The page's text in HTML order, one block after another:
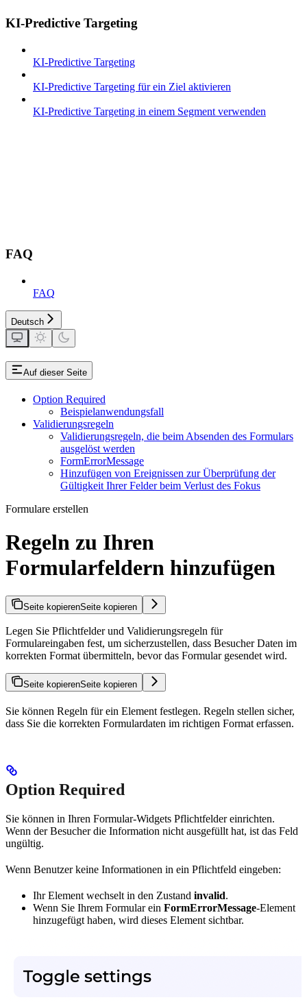
KI-Predictive Targeting
KI-Predictive Targeting
KI-Predictive Targeting für ein Ziel aktivieren
KI-Predictive Targeting in einem Segment verwenden
FAQ
FAQ
Deutsch
Auf dieser Seite
Option Required
Beispielanwendungsfall
Validierungsregeln
Validierungsregeln, die beim Absenden des Formulars
ausgelöst werden
FormErrorMessage
Hinzufügen von Ereignissen zur Überprüfung der
Gültigkeit Ihrer Felder beim Verlust des Fokus
Formulare erstellen
Regeln zu Ihren
Formularfeldern hinzufügen
Seite kopierenSeite kopieren
Legen Sie Pflichtfelder und Validierungsregeln für
Formulareingaben fest, um sicherzustellen, dass Besucher Daten im
korrekten Format übermitteln, bevor das Formular gesendet wird.
Seite kopierenSeite kopieren
Sie können Regeln für ein Element festlegen. Regeln stellen sicher,
dass Sie die korrekten Formulardaten im richtigen Format erfassen.
Option Required
Sie können in Ihren Formular-Widgets Pflichtfelder einrichten.
Wenn der Besucher die Information nicht ausgefüllt hat, ist das Feld
ungültig.
Wenn Benutzer keine Informationen in ein Pflichtfeld eingeben:
Ihr Element wechselt in den Zustand invalid.
Wenn Sie Ihrem Formular ein FormErrorMessage-Element
hinzugefügt haben, wird dieses Element sichtbar.